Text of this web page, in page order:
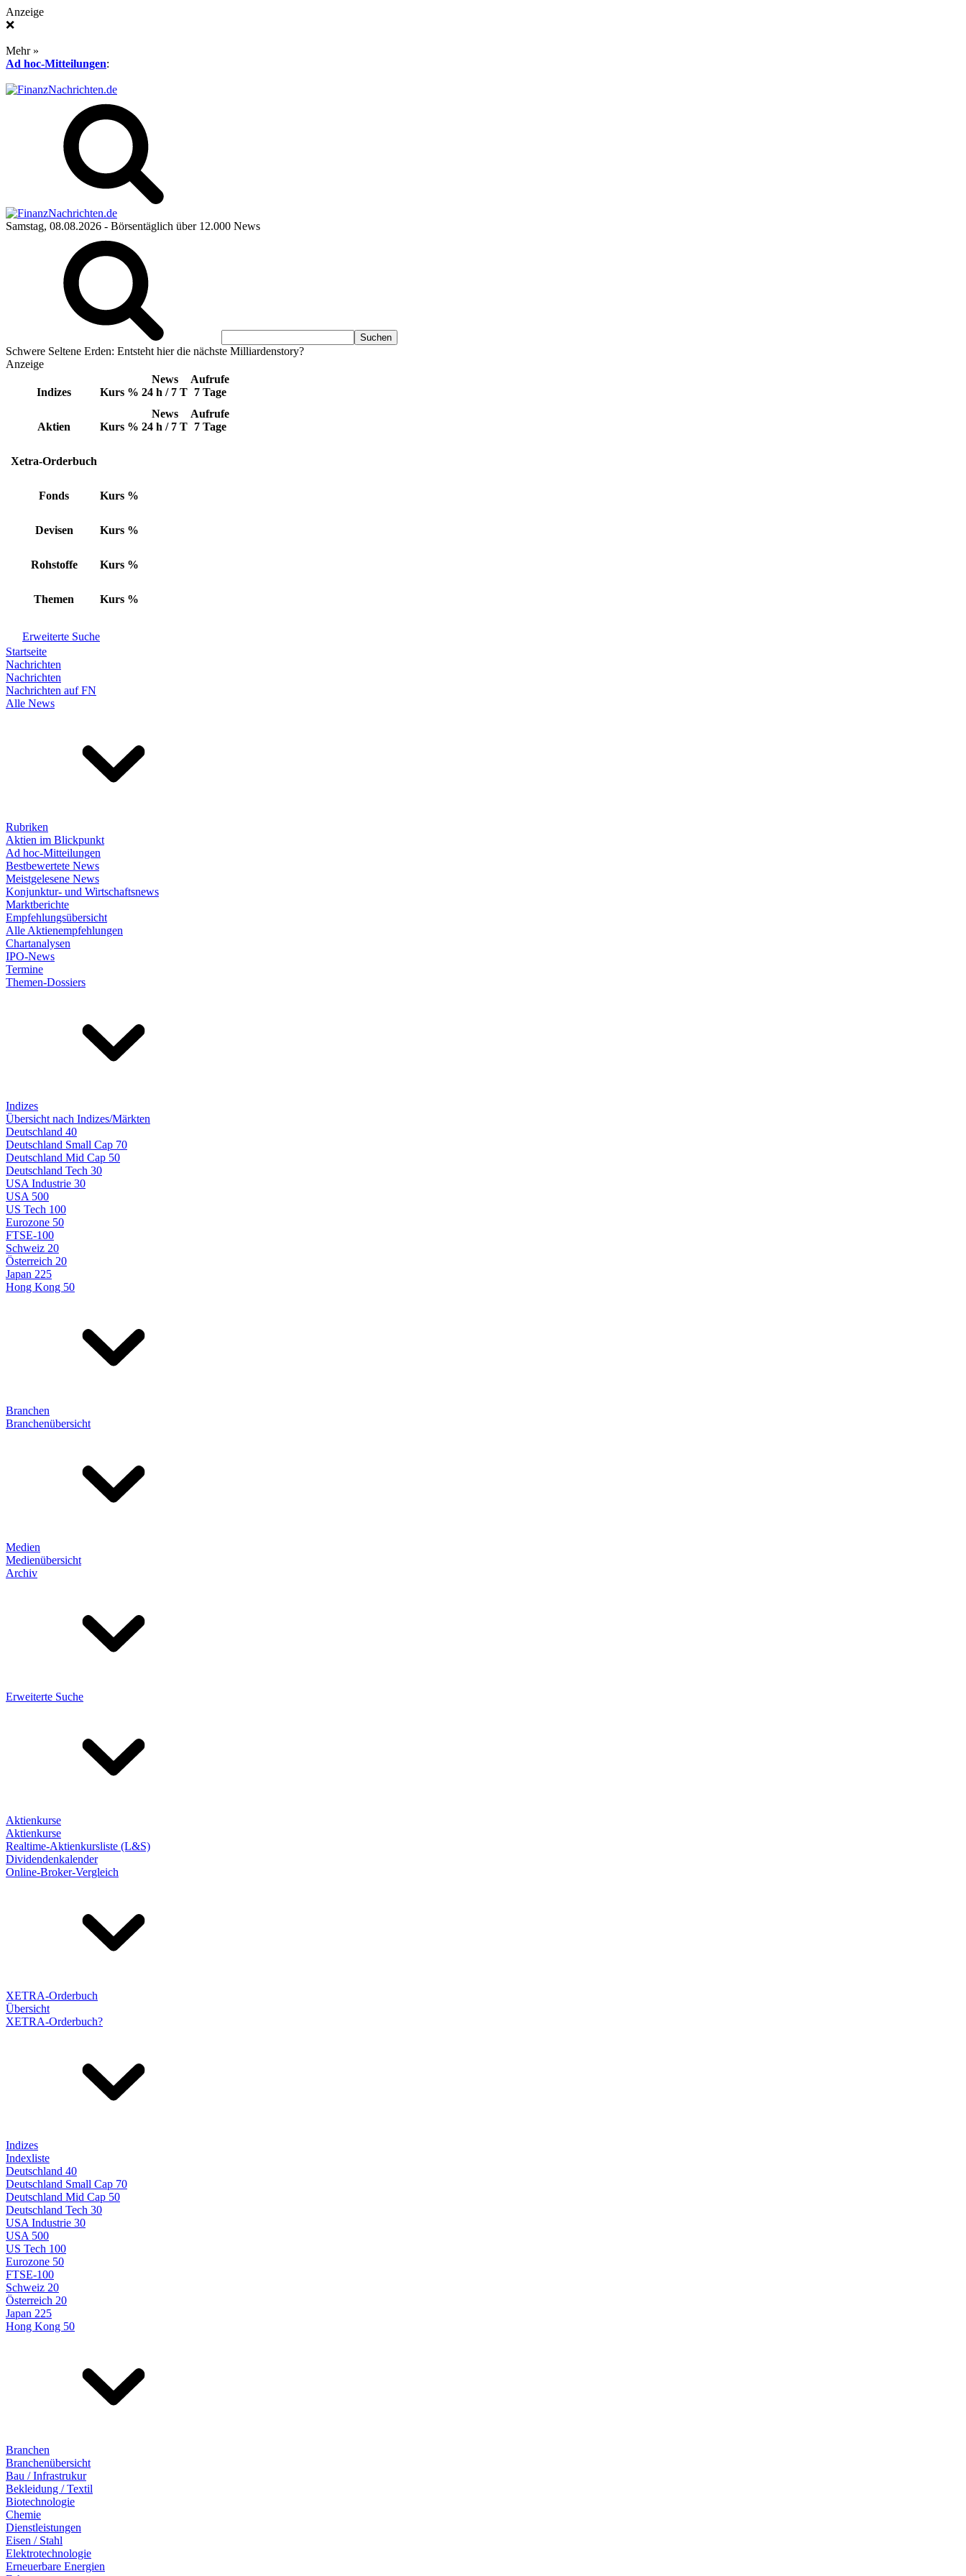
Anzeige
❌
Mehr »
Ad hoc-Mitteilungen:
Samstag, 08.08.2026 - Börsentäglich über 12.000 News
Schwere Seltene Erden: Entsteht hier die nächste Milliardenstory?
Anzeige
Indizes Kurs %
News
24 h / 7 T
Aufrufe
7 Tage
Aktien Kurs %
News
24 h / 7 T
Aufrufe
7 Tage
Xetra-Orderbuch
Fonds Kurs %
Devisen Kurs %
Rohstoffe Kurs %
Themen Kurs %
Erweiterte Suche
Startseite
Nachrichten
Nachrichten
Nachrichten auf FN
Alle News
Rubriken
Aktien im Blickpunkt
Ad hoc-Mitteilungen
Bestbewertete News
Meistgelesene News
Konjunktur- und Wirtschaftsnews
Marktberichte
Empfehlungsübersicht
Alle Aktienempfehlungen
Chartanalysen
IPO-News
Termine
Themen-Dossiers
Indizes
Übersicht nach Indizes/Märkten
Deutschland 40
Deutschland Small Cap 70
Deutschland Mid Cap 50
Deutschland Tech 30
USA Industrie 30
USA 500
US Tech 100
Eurozone 50
FTSE-100
Schweiz 20
Österreich 20
Japan 225
Hong Kong 50
Branchen
Branchenübersicht
Medien
Medienübersicht
Archiv
Erweiterte Suche
Aktienkurse
Aktienkurse
Realtime-Aktienkursliste (L&S)
Dividendenkalender
Online-Broker-Vergleich
XETRA-Orderbuch
Übersicht
XETRA-Orderbuch?
Indizes
Indexliste
Deutschland 40
Deutschland Small Cap 70
Deutschland Mid Cap 50
Deutschland Tech 30
USA Industrie 30
USA 500
US Tech 100
Eurozone 50
FTSE-100
Schweiz 20
Österreich 20
Japan 225
Hong Kong 50
Branchen
Branchenübersicht
Bau / Infrastrukur
Bekleidung / Textil
Biotechnologie
Chemie
Dienstleistungen
Eisen / Stahl
Elektrotechnologie
Erneuerbare Energien